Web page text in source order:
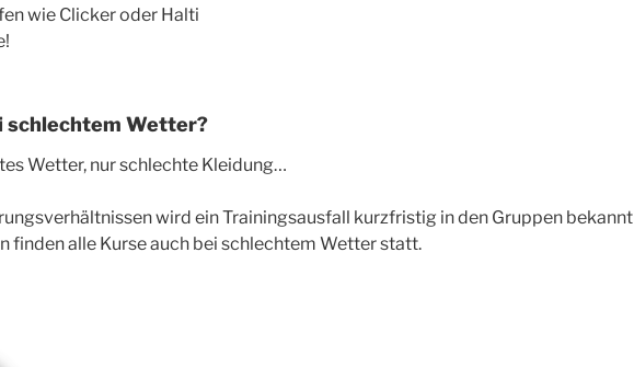
wie Clicker oder Halti
schlechtem Wetter?
Wetter, nur schlechte Kleidung…
wird ein Trainingsausfall kurzfristig in den Gruppen bekannt
finden alle Kurse auch bei schlechtem Wetter statt.